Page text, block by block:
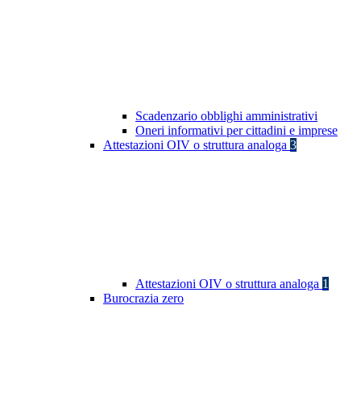
Scadenzario obblighi amministrativi
Oneri informativi per cittadini e imprese
Attestazioni OIV o struttura analoga 3
Attestazioni OIV o struttura analoga 1
Burocrazia zero